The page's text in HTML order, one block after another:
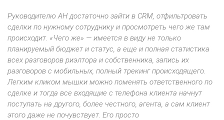
Руководителю АН достаточно зайти в CRM, отфильтровать
сделки по нужному сотруднику и просмотреть чего же там
происходит. «Чего же» — имеется в виду не только
планируемый бюджет и статус, а еще и полная статистика
всех разговоров риэлтора и собственника, запись их
разговоров с мобильных, полный трекинг происходящего.
Легким кликом мышки можно поменять ответственного по
сделке и тогда все входящие с телефона клиента начнут
поступать на другого, более честного, агента, а сам клиент
этого даже не почувствует. Его просто